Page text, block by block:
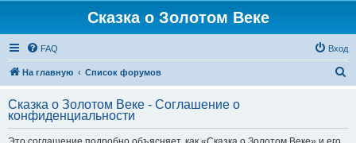
Сказка о Золотом Веке
FAQ Вход
На главную Список форумов
с
Сказка о Золотом Веке - Соглашение о
конфиденциальности